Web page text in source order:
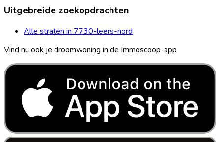
Uitgebreide zoekopdrachten
Alle straten in 7730-leers-nord
Vind nu ook je droomwoning in de Immoscoop-app